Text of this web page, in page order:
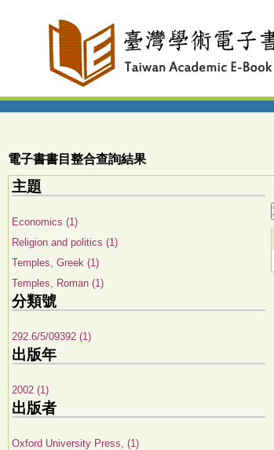
電子書書目整合查詢結果
主題
Economics (1)
Religion and politics (1)
Temples, Greek (1)
Temples, Roman (1)
分類號
292.6/5/09392 (1)
出版年
2002 (1)
出版者
Oxford University Press, (1)